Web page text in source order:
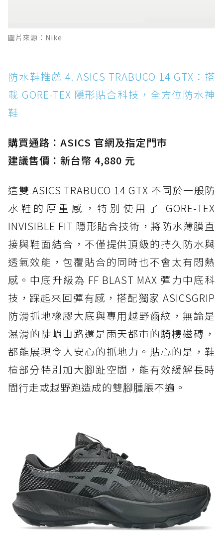
圖片來源：Nike
防水鞋推薦 4. ASICS TRABUCO 14 GTX：搭
載 GORE-TEX 隱形貼合科技，全方位防水神
鞋
購買通路：ASICS 官網及指定門市
建議售價：新台幣 4,880 元
這雙 ASICS TRABUCO 14 GTX 不同於一般防
水鞋的厚重感，特別使用了 GORE-TEX
INVISIBLE FIT 隱形貼合技術，將防水薄膜直
接與鞋面結合，不僅提供頂級的持久防水與
透氣效能，包覆貼合的同時也不會太有悶熱
感。中底升級為 FF BLAST MAX 彈力中底科
技，踩起來回彈有感，搭配獨家 ASICSGRIP
防滑抓地橡膠大底與專用越野齒紋，無論是
濕滑的陡峭山路還是雨天都市的騎樓磁磚，
都能展現令人安心的抓地力。貼心的是，鞋
楦部分特別加大腳趾空間，能有效緩解長時
間行走或越野跑造成的雙腳腫脹不適。